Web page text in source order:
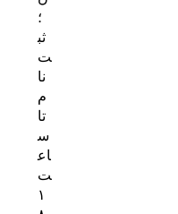
؛
ثب
ت‌
نا
م
تا
س
اع
ت
۱